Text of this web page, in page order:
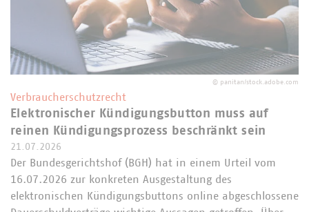
© panitan/stock.adobe.com
Verbraucherschutzrecht
Elektronischer Kündigungsbutton muss auf
reinen Kündigungsprozess beschränkt sein
21.07.2026
Der Bundesgerichtshof (BGH) hat in einem Urteil vom
16.07.2026 zur konkreten Ausgestaltung des
elektronischen Kündigungsbuttons online abgeschlossene